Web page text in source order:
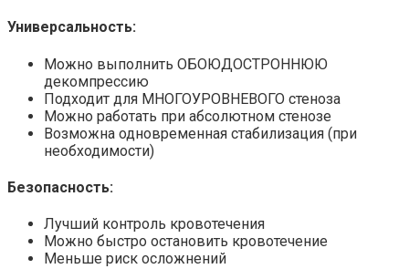
Универсальность:
Можно выполнить ОБОЮДОСТРОННЮЮ
декомпрессию
Подходит для МНОГОУРОВНЕВОГО стеноза
Можно работать при абсолютном стенозе
Возможна одновременная стабилизация (при
необходимости)
Безопасность:
Лучший контроль кровотечения
Можно быстро остановить кровотечение
Меньше риск осложнений